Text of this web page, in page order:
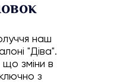
наш
"Діва".
зміни в
з